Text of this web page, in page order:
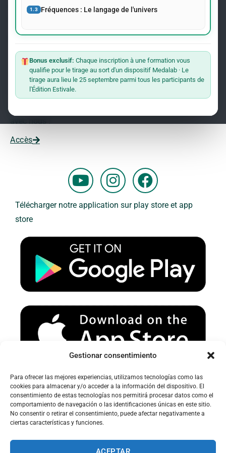
Gestionar consentimiento
Para ofrecer las mejores experiencias, utilizamos tecnologías como las
cookies para almacenar y/o acceder a la información del dispositivo. El
consentimiento de estas tecnologías nos permitirá procesar datos como el
comportamiento de navegación o las identificaciones únicas en este sitio.
No consentir o retirar el consentimiento, puede afectar negativamente a
ciertas características y funciones.
1.3 Fréquences : Le langage de l'univers
Bonus exclusif: Chaque inscription à une formation vous
qualifie pour le tirage au sort d'un dispositif Medalab · Le
tirage aura lieu le 25 septembre parmi tous les participants de
l'Édition Estivale.
événements concernant le Dr Andreas Kalcker et l’Institut
Rejoindre La Liste
Vous souhaitez travailler avec nous ?
Vous voulez faire partie de notre équipe ?
Accès
Y
o
u
u
b
e
I
n
s
a
g
r
a
m
F
a
c
b
o
k
Télécharger notre application sur play store et app
store
Avertissement sur le spam :
Veuillez vérifier votre dossier spam ou courrier indésirable pour
recevoir nos e-mails.